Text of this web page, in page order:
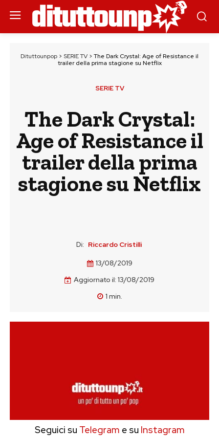
Dituttounpop > SERIE TV > The Dark Crystal: Age of Resistance il
trailer della prima stagione su Netflix
SERIE TV
The Dark Crystal:
Age of Resistance il
trailer della prima
stagione su Netflix
Di: Riccardo Cristilli
13/08/2019
Aggiornato il: 13/08/2019
1 min.
Seguici su Telegram e su Instagram